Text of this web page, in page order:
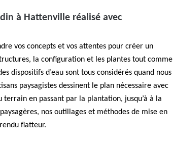
à Hattenville réalisé avec
vos concepts et vos attentes pour créer un
la configuration et les plantes tout comme
dispositifs d’eau sont tous considérés quand nous
paysagistes dessinent le plan nécessaire avec
en passant par la plantation, jusqu’à à la
nos outillages et méthodes de mise en
flatteur.